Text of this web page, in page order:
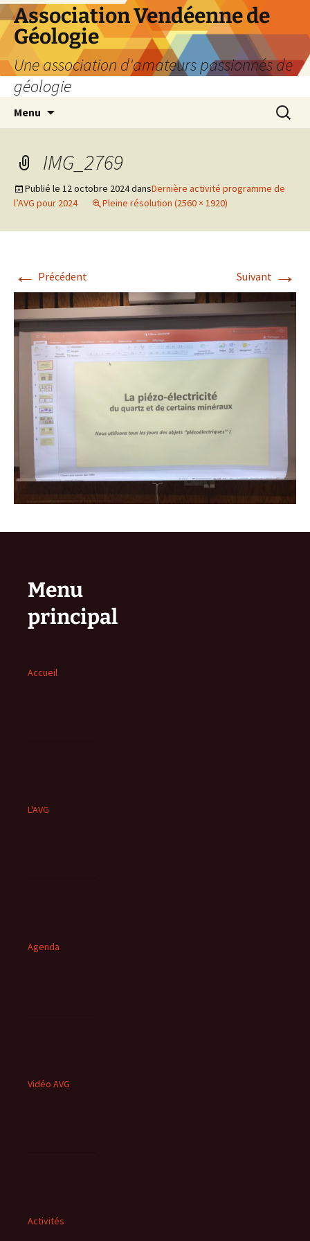
Aller
au
contenu
Association Vendéenne de
Géologie
Une association d'amateurs passionnés de
géologie
Menu
IMG_2769
Publié le 12 octobre 2024dansDernière activité programme de
l’AVG pour 2024
Pleine résolution (2560 × 1920)
← Précédent Suivant →
Menu
principal
Accueil
L'AVG
Agenda
Vidéo AVG
Activités